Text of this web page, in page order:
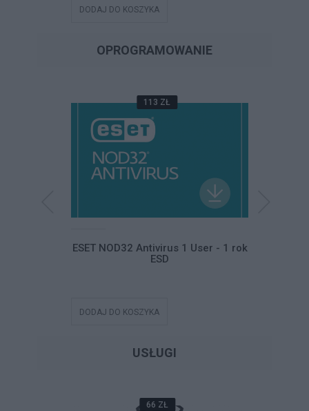
DODAJ DO KOSZYKA
OPROGRAMOWANIE
113 ZŁ
ESET NOD32 Antivirus 1 User - 1 rok
ESD
DODAJ DO KOSZYKA
USŁUGI
66 ZŁ